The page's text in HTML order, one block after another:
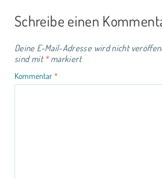
Schreibe einen
Deine E-Mail-Adresse wird nicht
sind mit*markiert
Kommentar*